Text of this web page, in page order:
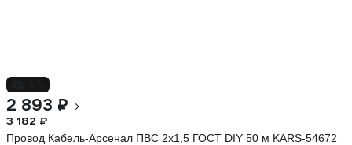
2 893 ₽
3 182 ₽
Провод Кабель-Арсенал ПВС 2x1,5 ГОСТ DIY 50 м KARS-54672